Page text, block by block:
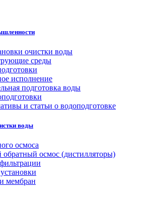
очистки воды
среды
исполнение
подготовка воды
и статьи о водоподготовке
воды
осмоса
обратный осмос (дистилляторы)
мембран